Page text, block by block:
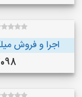
اجرا و فروش